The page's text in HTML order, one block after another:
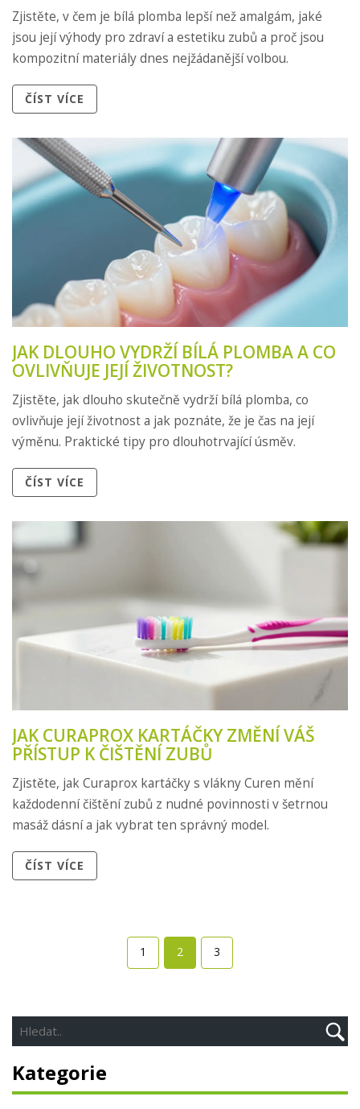
Zjistěte, v čem je bílá plomba lepší než amalgám, jaké
jsou její výhody pro zdraví a estetiku zubů a proč jsou
kompozitní materiály dnes nejžádanější volbou.
ČÍST VÍCE
JAK DLOUHO VYDRŽÍ BÍLÁ PLOMBA A CO
OVLIVŇUJE JEJÍ ŽIVOTNOST?
Zjistěte, jak dlouho skutečně vydrží bílá plomba, co
ovlivňuje její životnost a jak poznáte, že je čas na její
výměnu. Praktické tipy pro dlouhotrvající úsměv.
ČÍST VÍCE
JAK CURAPROX KARTÁČKY ZMĚNÍ VÁŠ
PŘÍSTUP K ČIŠTĚNÍ ZUBŮ
Zjistěte, jak Curaprox kartáčky s vlákny Curen mění
každodenní čištění zubů z nudné povinnosti v šetrnou
masáž dásní a jak vybrat ten správný model.
ČÍST VÍCE
1 2 3
Kategorie